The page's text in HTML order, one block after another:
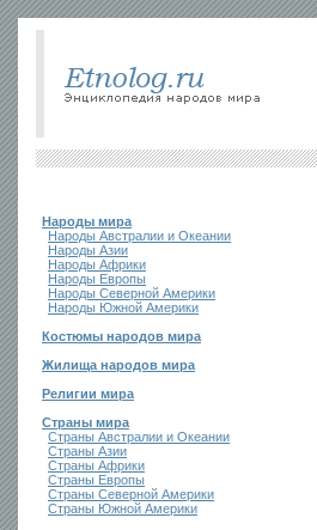
Народы мира
Народы Австралии и Океании
Народы Азии
Народы Африки
Народы Европы
Народы Северной Америки
Народы Южной Америки
Костюмы народов мира
Жилища народов мира
Религии мира
Страны мира
Страны Австралии и Океании
Страны Азии
Страны Африки
Страны Европы
Страны Северной Америки
Страны Южной Америки